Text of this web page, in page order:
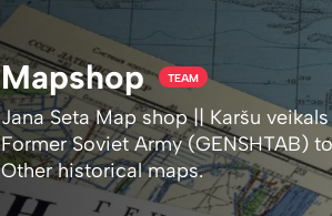
Mapshop TEAM
Jana Seta Map shop || Karšu
Former Soviet Army (GENSHTAB)
Other historical maps.